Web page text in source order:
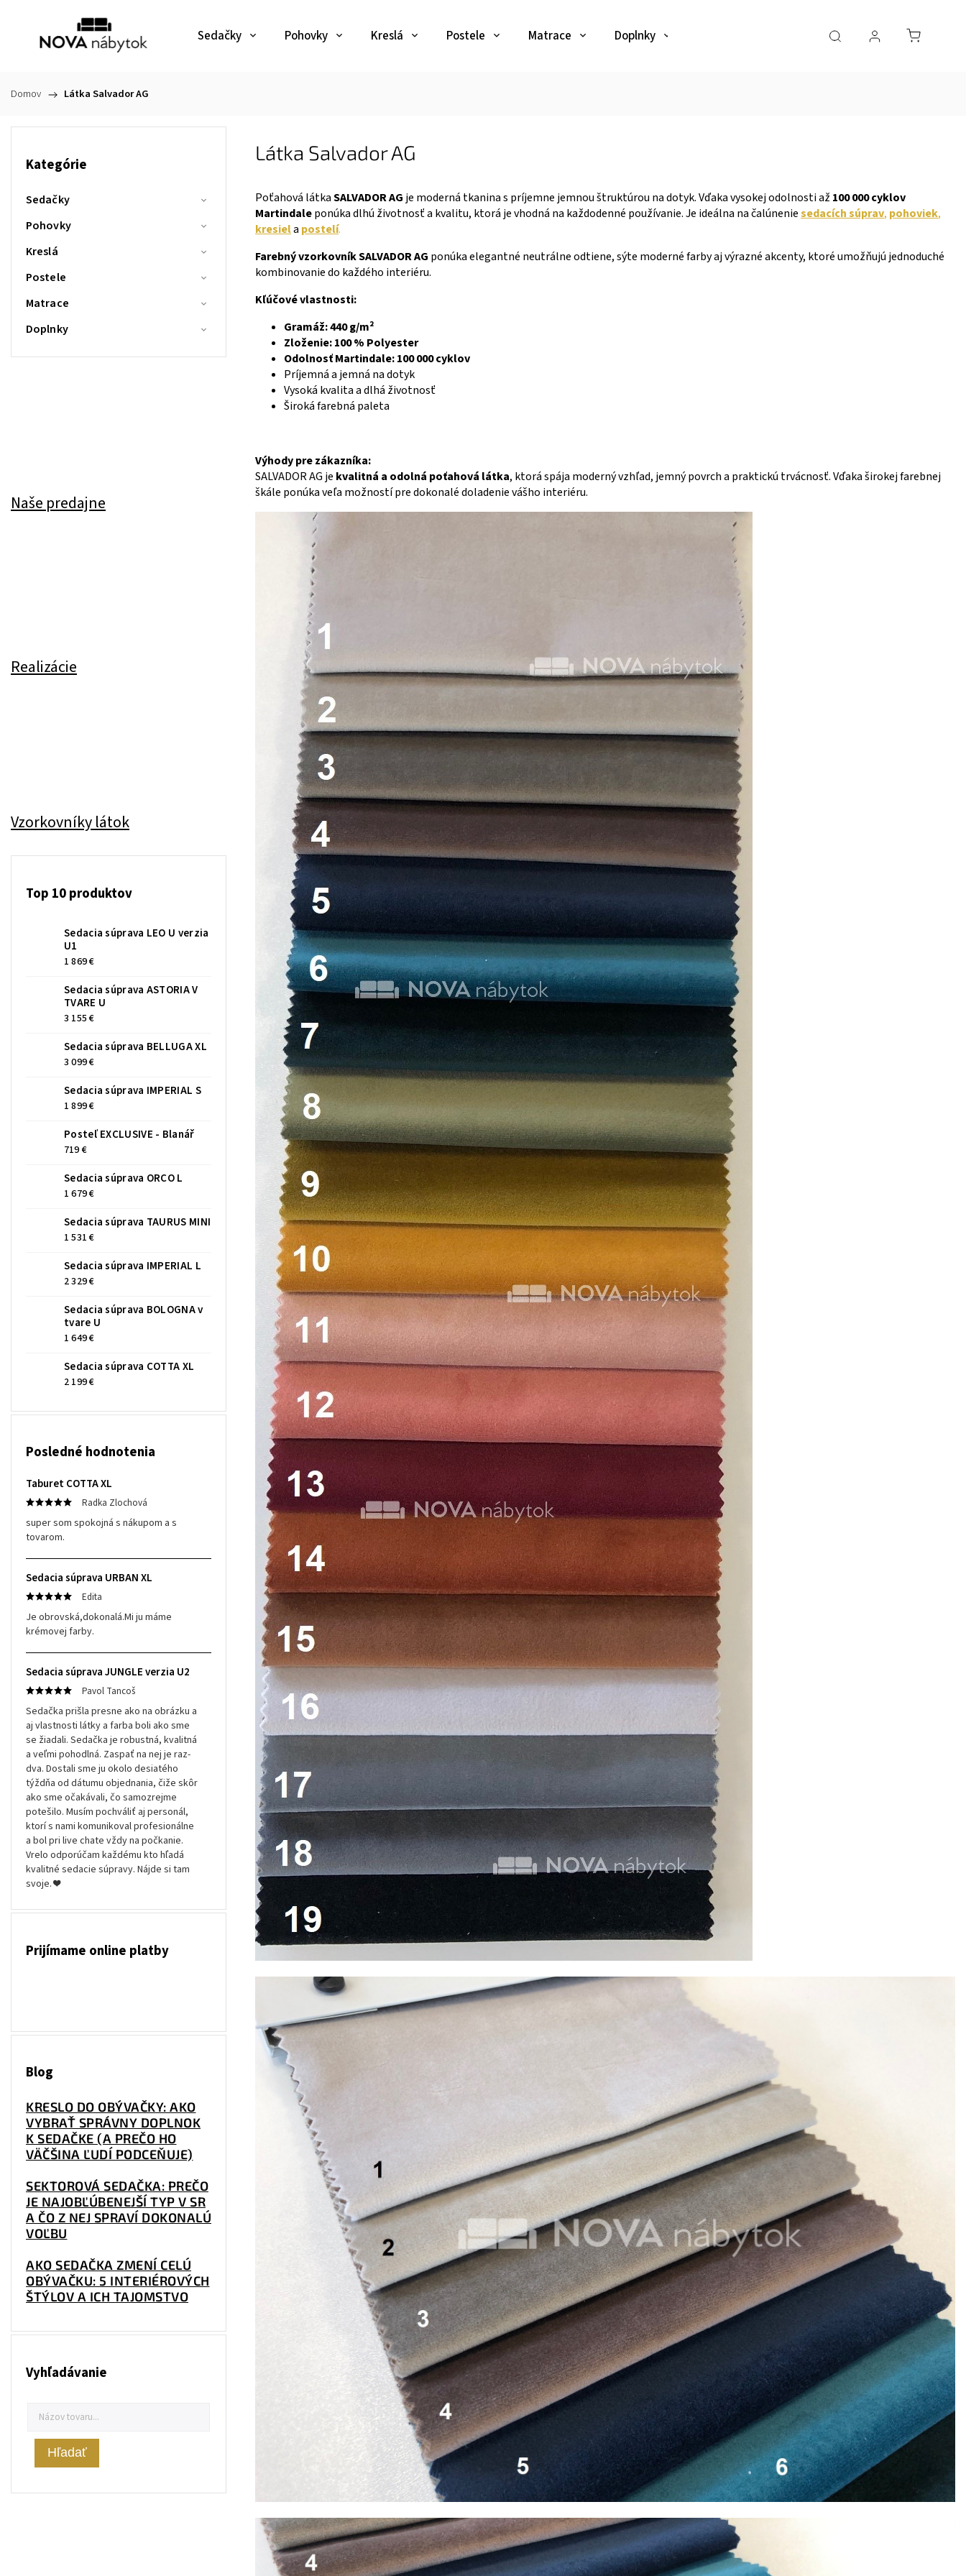
Sedačky Pohovky Kreslá Postele Matrace Doplnky Realizacie Hodnotenia
Domov / Látka Salvador AG
Kategórie
Sedačky
Pohovky
Kreslá
Postele
Matrace
Doplnky
Naše predajne
Realizácie
Vzorkovníky látok
Top 10 produktov
Sedacia súprava LEO U verzia
U1
1 869 €
Sedacia súprava ASTORIA V
TVARE U
3 155 €
Sedacia súprava BELLUGA XL
3 099 €
Sedacia súprava IMPERIAL S
1 899 €
Posteľ EXCLUSIVE - Blanář
719 €
Sedacia súprava ORCO L
1 679 €
Sedacia súprava TAURUS MINI
1 531 €
Sedacia súprava IMPERIAL L
2 329 €
Sedacia súprava BOLOGNA v
tvare U
1 649 €
Sedacia súprava COTTA XL
2 199 €
Posledné hodnotenia
Taburet COTTA XL
Radka Zlochová
super som spokojná s nákupom a s
tovarom.
Sedacia súprava URBAN XL
Edita
Je obrovská,dokonalá.Mi ju máme
krémovej farby.
Sedacia súprava JUNGLE verzia U2
Pavol Tancoš
Sedačka prišla presne ako na obrázku a
aj vlastnosti látky a farba boli ako sme
se žiadali. Sedačka je robustná, kvalitná
a veľmi pohodlná. Zaspať na nej je raz-
dva. Dostali sme ju okolo desiatého
týždňa od dátumu objednania, čiže skôr
ako sme očakávali, čo samozrejme
potešilo. Musím pochváliť aj personál,
ktorí s nami komunikoval profesionálne
a bol pri live chate vždy na počkanie.
Vrelo odporúčam každému kto hľadá
kvalitné sedacie súpravy. Nájde si tam
svoje. ❤️
Prijímame online platby
Blog
KRESLO DO OBÝVAČKY: AKO
VYBRAŤ SPRÁVNY DOPLNOK
K SEDAČKE (A PREČO HO
VÄČŠINA ĽUDÍ PODCEŇUJE)
SEKTOROVÁ SEDAČKA: PREČO
JE NAJOBĽÚBENEJŠÍ TYP V SR
A ČO Z NEJ SPRAVÍ DOKONALÚ
VOĽBU
AKO SEDAČKA ZMENÍ CELÚ
OBÝVAČKU: 5 INTERIÉROVÝCH
ŠTÝLOV A ICH TAJOMSTVO
Vyhľadávanie
Hľadať
Látka Salvador AG
Poťahová látkaSALVADOR AG je moderná tkanina s príjemne jemnou štruktúrou na dotyk. Vďaka vysokej odolnosti až 100 000 cyklov
Martindaleponúka dlhú životnosť a kvalitu, ktorá je vhodná na každodenné používanie. Je ideálna na čalúneniesedacích súprav, pohoviek,
kresiela postelí.
Farebný vzorkovník SALVADOR AG ponúka elegantné neutrálne odtiene, sýte moderné farby aj výrazné akcenty, ktoré umožňujú jednoduché
kombinovanie do každého interiéru.
Kľúčové vlastnosti:
Gramáž: 440 g/m²
Zloženie: 100 % Polyester
Odolnosť Martindale: 100 000 cyklov
Príjemná a jemná na dotyk
Vysoká kvalita a dlhá životnosť
Široká farebná paleta
Výhody pre zákazníka:
SALVADOR AG je kvalitná a odolná poťahová látka, ktorá spája moderný vzhľad, jemný povrch a praktickú trvácnosť. Vďaka širokej farebnej
škále ponúka veľa možností pre dokonalé doladenie vášho interiéru.